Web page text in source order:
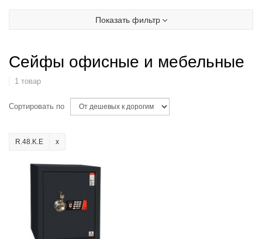
Показать фильтр
Сейфы офисные и мебельные
1 товар
Сортировать по
R.48.K.E